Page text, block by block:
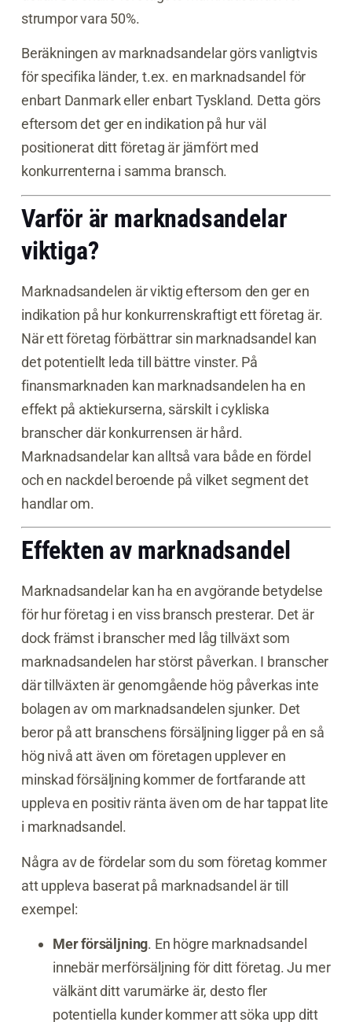
strumpor vara 50%.
Beräkningen av marknadsandelar görs vanligtvis
för specifika länder, t.ex. en marknadsandel för
enbart Danmark eller enbart Tyskland. Detta görs
eftersom det ger en indikation på hur väl
positionerat ditt företag är jämfört med
konkurrenterna i samma bransch.
Varför är marknadsandelar
viktiga?
Marknadsandelen är viktig eftersom den ger en
indikation på hur konkurrenskraftigt ett företag är.
När ett företag förbättrar sin marknadsandel kan
det potentiellt leda till bättre vinster. På
finansmarknaden kan marknadsandelen ha en
effekt på aktiekurserna, särskilt i cykliska
branscher där konkurrensen är hård.
Marknadsandelar kan alltså vara både en fördel
och en nackdel beroende på vilket segment det
handlar om.
Effekten av marknadsandel
Marknadsandelar kan ha en avgörande betydelse
för hur företag i en viss bransch presterar. Det är
dock främst i branscher med låg tillväxt som
marknadsandelen har störst påverkan. I branscher
där tillväxten är genomgående hög påverkas inte
bolagen av om marknadsandelen sjunker. Det
beror på att branschens försäljning ligger på en så
hög nivå att även om företagen upplever en
minskad försäljning kommer de fortfarande att
uppleva en positiv ränta även om de har tappat lite
i marknadsandel.
Några av de fördelar som du som företag kommer
att uppleva baserat på marknadsandel är till
exempel:
Mer försäljning. En högre marknadsandel
innebär merförsäljning för ditt företag. Ju mer
välkänt ditt varumärke är, desto fler
potentiella kunder kommer att söka upp ditt